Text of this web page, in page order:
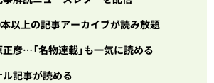
以上の記事アーカイブが読み放題
彦…「名物連載」も一気に読める
記事が読める